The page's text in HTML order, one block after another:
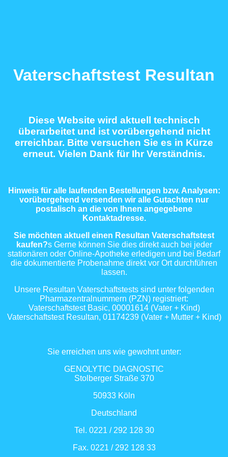
Vaterschaftstest Resultan
Diese Website wird aktuell technisch
überarbeitet und ist vorübergehend nicht
erreichbar. Bitte versuchen Sie es in Kürze
erneut. Vielen Dank für Ihr Verständnis.
Hinweis für alle laufenden Bestellungen bzw. Analysen:
vorübergehend versenden wir alle Gutachten nur
postalisch an die von Ihnen angegebene
Kontaktadresse.
Sie möchten aktuell einen Resultan Vaterschaftstest
kaufen?s Gerne können Sie dies direkt auch bei jeder
stationären oder Online-Apotheke erledigen und bei Bedarf
die dokumentierte Probenahme direkt vor Ort durchführen
lassen.
Unsere Resultan Vaterschaftstests sind unter folgenden
Pharmazentralnummern (PZN) registriert:
Vaterschaftstest Basic, 00001614 (Vater + Kind)
Vaterschaftstest Resultan, 01174239 (Vater + Mutter + Kind)
Sie erreichen uns wie gewohnt unter:
GENOLYTIC DIAGNOSTIC
Stolberger Straße 370
50933 Köln
Deutschland
Tel. 0221 / 292 128 30
Fax. 0221 / 292 128 33